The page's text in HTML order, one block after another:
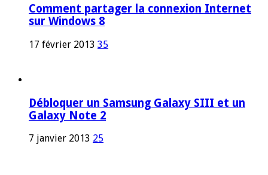
Comment partager la connexion Internet
sur Windows 8
17 février 2013 35
Débloquer un Samsung Galaxy SIII et un
Galaxy Note 2
7 janvier 2013 25